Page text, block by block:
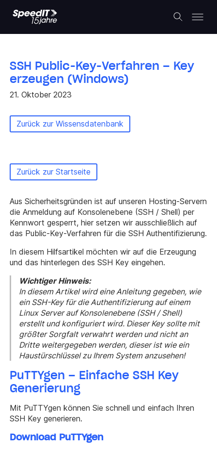
SSH Public-Key-Verfahren – Key
erzeugen (Windows)
21. Oktober 2023
Zurück zur Wissensdatenbank
Zurück zur Startseite
Aus Sicherheitsgründen ist auf unseren Hosting-Servern
die Anmeldung auf Konsolenebene (SSH / Shell) per
Kennwort gesperrt, hier setzen wir ausschließlich auf
das Public-Key-Verfahren für die SSH Authentifizierung.
In diesem Hilfsartikel möchten wir auf die Erzeugung
und das hinterlegen des SSH Key eingehen.
Wichtiger Hinweis:
In diesem Artikel wird eine Anleitung gegeben, wie
ein SSH-Key für die Authentifizierung auf einem
Linux Server auf Konsolenebene (SSH / Shell)
erstellt und konfiguriert wird. Dieser Key sollte mit
größter Sorgfalt verwahrt werden und nicht an
Dritte weitergegeben werden, dieser ist wie ein
Haustürschlüssel zu Ihrem System anzusehen!
PuTTYgen – Einfache SSH Key
Generierung
Mit PuTTYgen können Sie schnell und einfach Ihren
SSH Key generieren.
Download PuTTYgen